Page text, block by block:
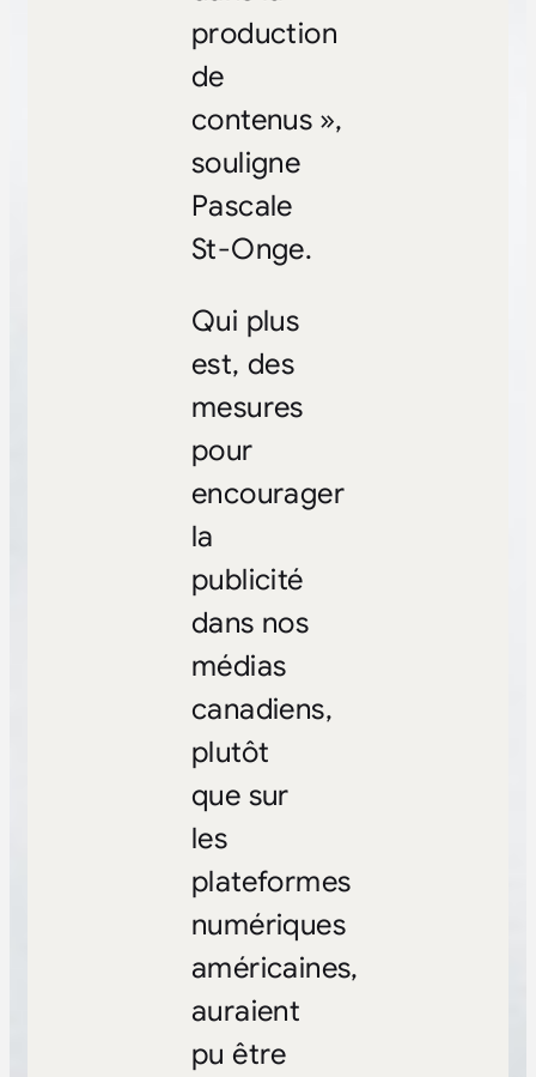
production
de
contenus »,
souligne
Pascale
St-Onge.
Qui plus
est, des
mesures
pour
encourager
la
publicité
dans nos
médias
canadiens,
plutôt
que sur
les
plateformes
numériques
américaines,
auraient
pu être